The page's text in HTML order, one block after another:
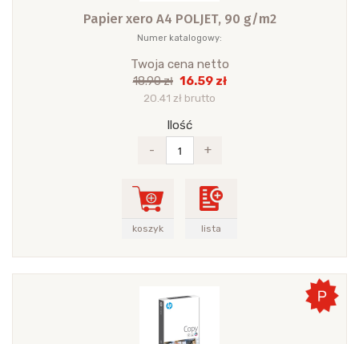
Papier xero A4 POLJET, 90 g/m2
Numer katalogowy:
Twoja cena netto
18.90 zł 16.59 zł
20.41 zł brutto
Ilość
-
+
koszyk lista